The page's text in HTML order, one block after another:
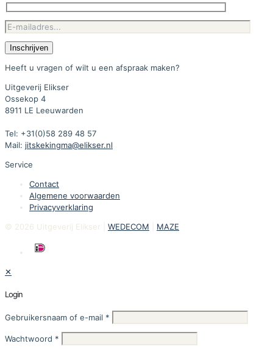
Heeft u vragen of wilt u een afspraak maken?
Uitgeverij Elikser
Ossekop 4
8911 LE Leeuwarden
Tel: +31(0)58 289 48 57
Mail: jitskekingma@elikser.nl
Service
Contact
Algemene voorwaarden
Privacyverklaring
© 2026 Uitgeverij Elikser | WEDECOM MAZE
✕
Login
Gebruikersnaam of e-mail *
Wachtwoord *